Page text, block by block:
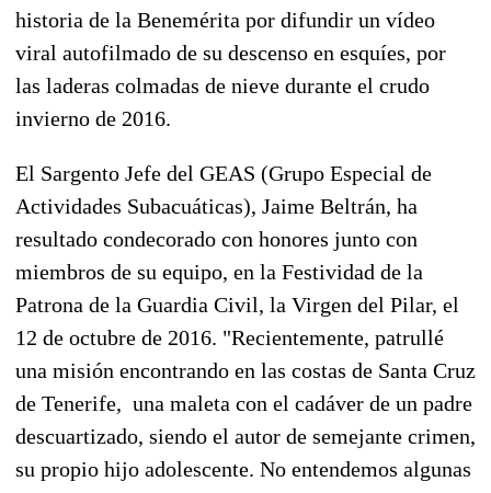
historia de la Benemérita por difundir un vídeo
viral autofilmado de su descenso en esquíes, por
las laderas colmadas de nieve durante el crudo
invierno de 2016.
El Sargento Jefe del GEAS (Grupo Especial de
Actividades Subacuáticas), Jaime Beltrán, ha
resultado condecorado con honores junto con
miembros de su equipo, en la Festividad de la
Patrona de la Guardia Civil, la Virgen del Pilar, el
12 de octubre de 2016. "Recientemente, patrullé
una misión encontrando en las costas de Santa Cruz
de Tenerife, una maleta con el cadáver de un padre
descuartizado, siendo el autor de semejante crimen,
su propio hijo adolescente. No entendemos algunas